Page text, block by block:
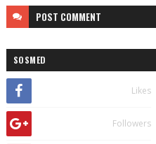
POST COMMENT
SOSMED
Likes
Followers